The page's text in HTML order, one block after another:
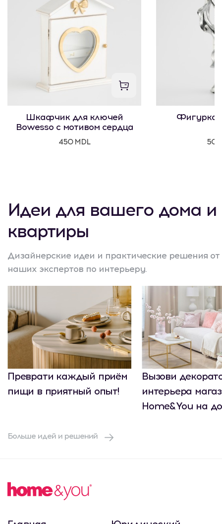
Шкафчик для ключей
Bowesso с мотивом сердца
450 MDL
Фигурка
500
Идеи для вашего дома и
квартиры
Дизайнерские идеи и практические решения от
наших экспертов по интерьеру.
Преврати каждый приём
пищи в приятный опыт!
Вызови
интерьера
Home&You на
Больше идей и решений